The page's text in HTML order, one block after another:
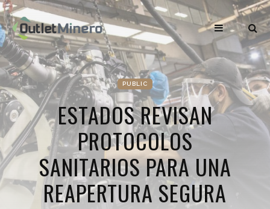
PUBLIC
ESTADOS REVISAN
PROTOCOLOS
SANITARIOS PARA UNA
REAPERTURA SEGURA